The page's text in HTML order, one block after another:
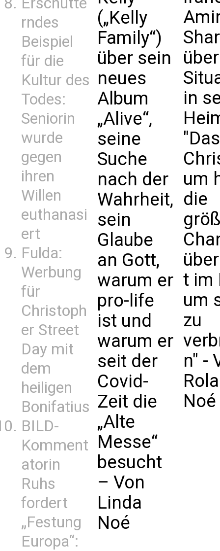
rndes
Beispiel
für die
Kultur des
Todes:
Seniorin
wurde
gegen
ihren
Willen
euthanasi
ert
Fulda:
Werbung
für
Christoph
er Street
Day mit
dem
heiligen
Bonifatius
BILD-
Komment
atorin
Ruhs
fordert
„Festung
Europa“:
(„Kelly
Family“)
über sein
neues
Album
„Alive“,
seine
Suche
nach der
Wahrheit,
sein
Glaube
an Gott,
warum er
pro-life
ist und
warum er
seit der
Covid-
Zeit die
„Alte
Messe“
besucht
– Von
Linda
Noé
in
"Das
um
die
t im
um
zu
n" -
Noé